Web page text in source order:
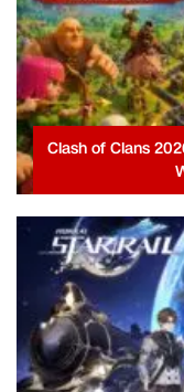
Clash of Clans